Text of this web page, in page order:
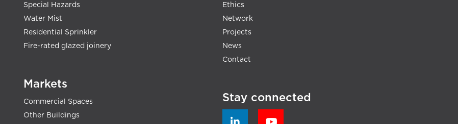
Special Hazards
Water Mist
Residential Sprinkler
Fire-rated glazed joinery
Markets
Commercial Spaces
Other Buildings
Ethics
Network
Projects
News
Contact
Stay connected
 